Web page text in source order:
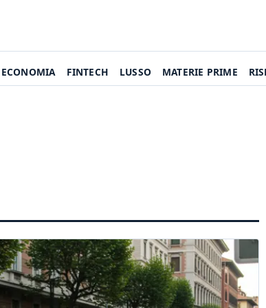
ECONOMIA FINTECH LUSSO MATERIE PRIME